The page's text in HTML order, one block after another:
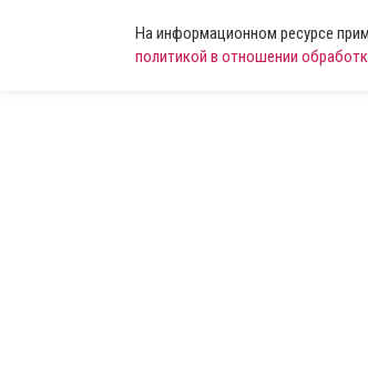
На информационном ресурсе
политикой в отношении